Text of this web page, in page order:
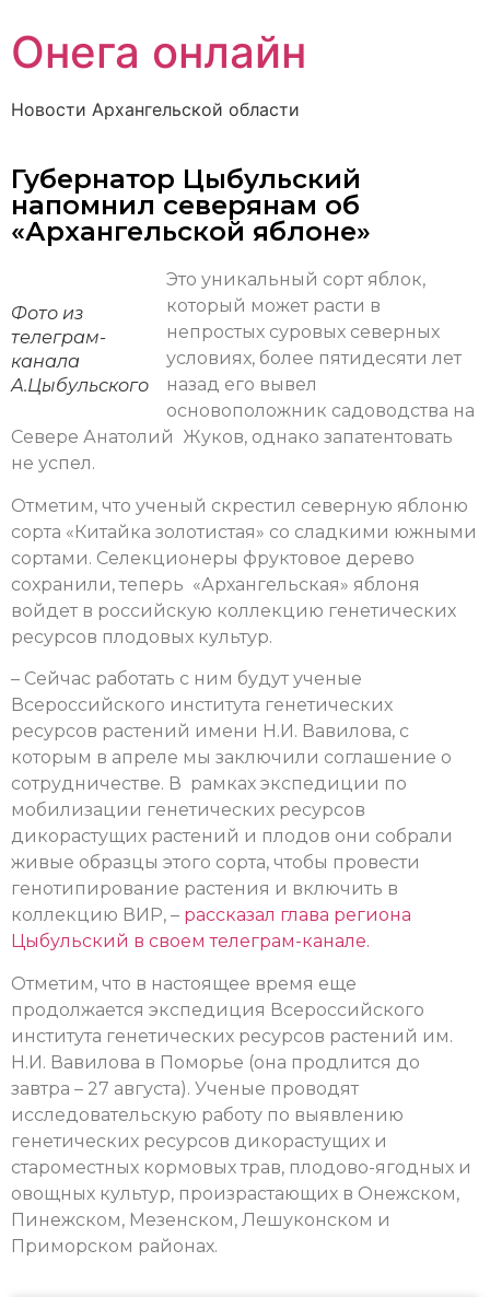
Онега онлайн
Новости Архангельской области
Губернатор Цыбульский
напомнил северянам об
«Архангельской яблоне»
Фото из
телеграм-
канала
А.Цыбульского
Это уникальный сорт яблок,
который может расти в
непростых суровых северных
условиях, более пятидесяти лет
назад его вывел
основоположник садоводства на
Севере Анатолий Жуков, однако запатентовать
не успел.
Отметим, что ученый скрестил северную яблоню
сорта «Китайка золотистая» со сладкими южными
сортами. Селекционеры фруктовое дерево
сохранили, теперь «Архангельская» яблоня
войдет в российскую коллекцию генетических
ресурсов плодовых культур.
– Сейчас работать с ним будут ученые
Всероссийского института генетических
ресурсов растений имени Н.И. Вавилова, с
которым в апреле мы заключили соглашение о
сотрудничестве. В рамках экспедиции по
мобилизации генетических ресурсов
дикорастущих растений и плодов они собрали
живые образцы этого сорта, чтобы провести
генотипирование растения и включить в
коллекцию ВИР, – рассказал глава региона
Цыбульский в своем телеграм-канале.
Отметим, что в настоящее время еще
продолжается экспедиция Всероссийского
института генетических ресурсов растений им.
Н.И. Вавилова в Поморье (она продлится до
завтра – 27 августа). Ученые проводят
исследовательскую работу по выявлению
генетических ресурсов дикорастущих и
староместных кормовых трав, плодово-ягодных и
овощных культур, произрастающих в Онежском,
Пинежском, Мезенском, Лешуконском и
Приморском районах.